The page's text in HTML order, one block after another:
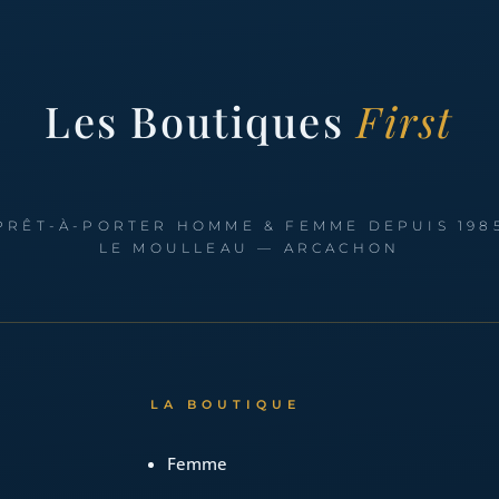
Les Boutiques First
À-PORTER HOMME & FEMME DEPUIS
LE MOULLEAU — ARCACHON
LA BOUTIQUE
Femme